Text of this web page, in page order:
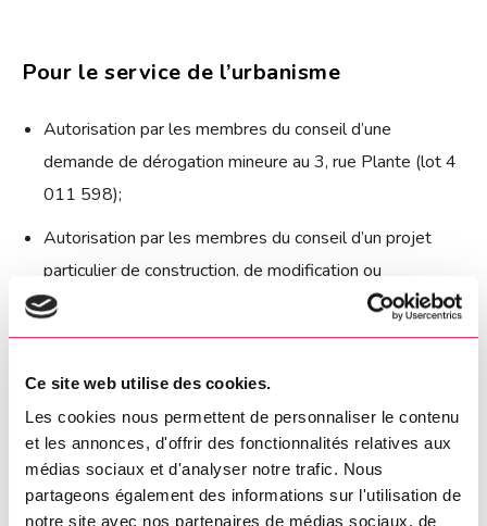
Ce site web utilise des cookies.
Les cookies nous permettent de personnaliser le contenu
et les annonces, d'offrir des fonctionnalités relatives aux
médias sociaux et d'analyser notre trafic. Nous
partageons également des informations sur l'utilisation de
notre site avec nos partenaires de médias sociaux, de
Pour le service de l’urbanisme
Autorisation par les membres du conseil d’une
demande de dérogation mineure au 3, rue Plante (lot 4
011 598);
Autorisation par les membres du conseil d’un projet
particulier de construction, de modification ou
d’occupation d’un immeuble (PPCMOI) sis aux 199-
201, rue Dupont (lots 3 828 091, 3 828 092, 3 828
828 067);
Autorisation par les membres du conseil de travaux
d’agrandissement résidentiel à proximité d’un talus à